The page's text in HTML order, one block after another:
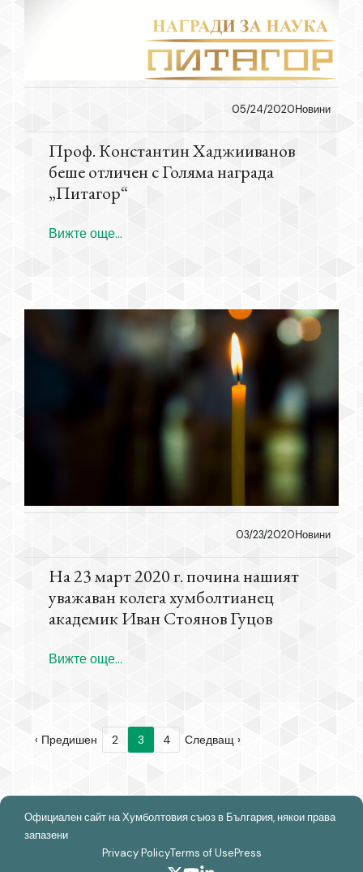
05/24/2020Новини
Проф. Константин Хаджииванов
беше отличен с Голяма награда
„Питагор“
Вижте още...
03/23/2020Новини
На 23 март 2020 г. почина нашият
уважаван колега хумболтианец
академик Иван Стоянов Гуцов
Вижте още...
Предишен 2 3 4 Следващ
Официален сайт на Хумболтовия съюз в България, някои права
запазени
Privacy PolicyTerms of UsePress